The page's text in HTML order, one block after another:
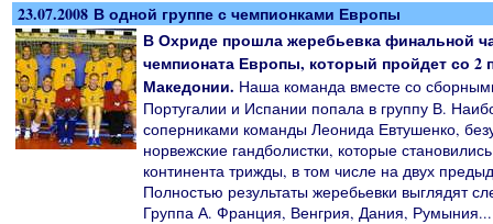
23.07.2008 В одной группе с чемпионками Европы
В Охриде прошла жеребьевка финальной
чемпионата Европы, который пройдет со 2
Македонии. Наша команда вместе со
Португалии и Испании попала в группу В.
соперниками команды Леонида Евтушенко,
норвежские гандболистки, которые
континента трижды, в том числе на двух
Полностью результаты жеребьевки выглядят
Группа А. Франция, Венгрия, Дания, Румыния...